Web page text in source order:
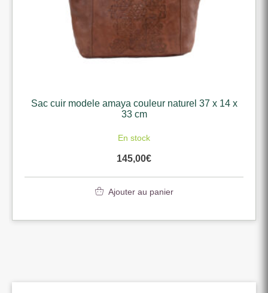
Sac cuir modele amaya couleur naturel 37 x 14 x
33 cm
En stock
145,00€
Ajouter au panier